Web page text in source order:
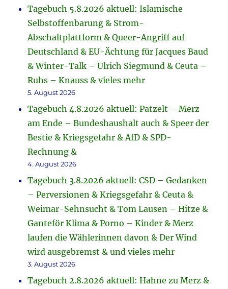
Tagebuch 5.8.2026 aktuell: Islamische
Selbstoffenbarung & Strom-
Abschaltplattform & Queer-Angriff auf
Deutschland & EU-Ächtung für Jacques Baud
& Winter-Talk – Ulrich Siegmund & Ceuta –
Ruhs – Knauss & vieles mehr
5. August 2026
Tagebuch 4.8.2026 aktuell: Patzelt – Merz
am Ende – Bundeshaushalt auch & Speer der
Bestie & Kriegsgefahr & AfD & SPD-
Rechnung &
4. August 2026
Tagebuch 3.8.2026 aktuell: CSD – Gedanken
– Perversionen & Kriegsgefahr & Ceuta &
Weimar-Sehnsucht & Tom Lausen – Hitze &
Ganteför Klima & Porno – Kinder & Merz
laufen die Wählerinnen davon & Der Wind
wird ausgebremst & und vieles mehr
3. August 2026
Tagebuch 2.8.2026 aktuell: Hahne zu Merz &